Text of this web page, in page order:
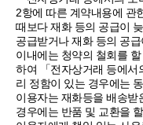
2항에 따른 계약내용에 관
때보다 재화 등의 공급이
공급받거나 재화 등의 공
이내에는 청약의 철회를
하여 「전자상거래 등에서
리 정함이 있는 경우에는
이용자는 재화등을 배송받
경우에는 반품 및 교환을